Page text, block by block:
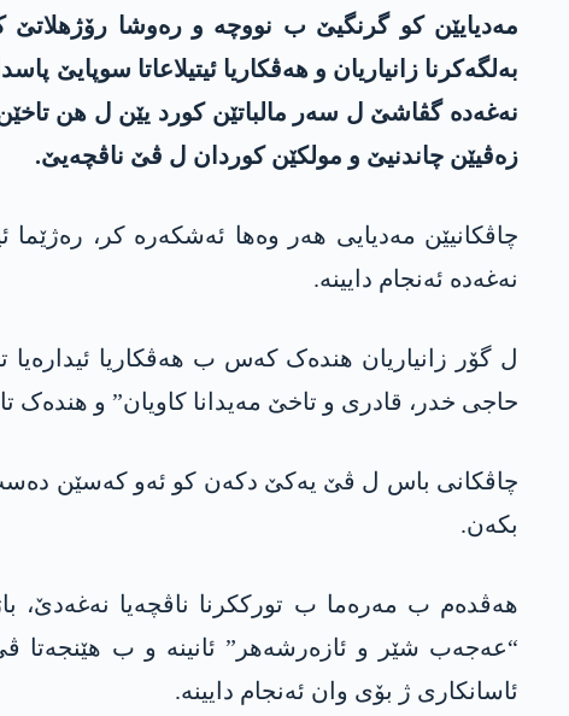
مەدیایێن کو گرنگیێ ب نووچە و رەوشا
بەلگەکرنا زانیاریان و هەڤکاریا ئیتیلاعاتا
نەغەدە گڤاشێ ل سەر مالباتێن کورد یێن ل هن
زەڤیێن چاندنیێ و مولکێن کوردان ل ڤێ ناڤچەیێ.
چاڤکانیێن مەدیایی هەر وەها ئەشکەرە کر،
نەغەدە ئەنجام دایینە.
ل گۆر زانیاریان هندەک کەس ب هەڤکاریا ئیدارەیا
حاجی خدر، قادری و تاخێ مەیدانا کاویان” و
چاڤکانی باس ل ڤێ یەکێ دکەن کو ئەو کەسێن دەست
بکەن.
هەڤدەم ب مەرەما ب تورککرنا ناڤچەیا نەغەدێ،
“عەجەب شێر و ئازەرشەهر” ئانینە و ب هێنجەتا
ئاسانکاری ژ بۆی وان ئەنجام دایینە.